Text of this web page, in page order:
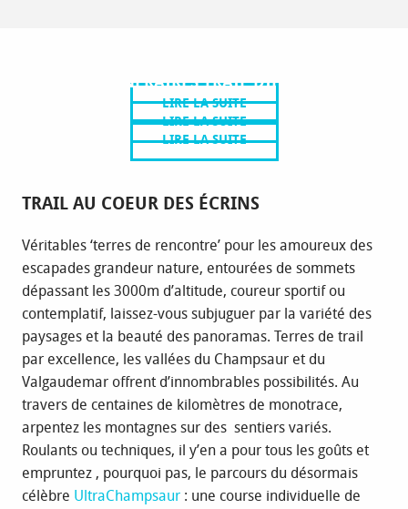
LIRE LA SUITE
LIRE LA SUITE
LES ITINÉRAIRES TRAIL DIFFICILES
LIRE LA SUITE
TRAIL AU COEUR DES ÉCRINS
Véritables ‘terres de rencontre’ pour les amoureux des
escapades grandeur nature, entourées de sommets
dépassant les 3000m d’altitude, coureur sportif ou
contemplatif, laissez-vous subjuguer par la variété des
paysages et la beauté des panoramas. Terres de trail
par excellence, les vallées du Champsaur et du
Valgaudemar offrent d’innombrables possibilités. Au
travers de centaines de kilomètres de monotrace,
arpentez les montagnes sur des sentiers variés.
Roulants ou techniques, il y’en a pour tous les goûts et
empruntez , pourquoi pas, le parcours du désormais
célèbre UltraChampsaur : une course individuelle de